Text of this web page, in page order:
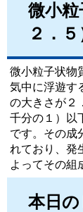
微小粒
２．
微小粒子状物
気中に浮遊す
の大きさが２
千分の１）以
です。その成
れており、発
よってその組
本日の